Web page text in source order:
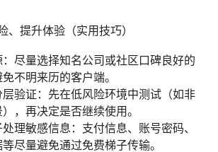
、提升体验（实用技巧）
尽量选择知名公司或社区口碑良好的
不明来历的客户端。
验证：先在低风险环境中测试（如非
，再决定是否继续使用。
理敏感信息：支付信息、账号密码、
尽量避免通过免费梯子传输。